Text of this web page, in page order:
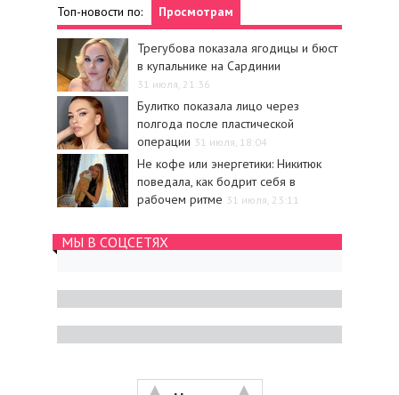
Топ-новости по: Просмотрам
Трегубова показала ягодицы и бюст
в купальнике на Сардинии
31 июля, 21:36
Булитко показала лицо через
полгода после пластической
операции 31 июля, 18:04
Не кофе или энергетики: Никитюк
поведала, как бодрит себя в
рабочем ритме 31 июля, 23:11
МЫ В СОЦСЕТЯХ